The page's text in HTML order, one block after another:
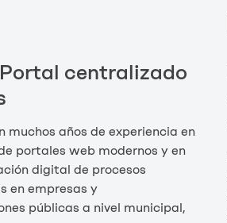
Portal centralizado
muchos años de experiencia en
portales web modernos y en
digital de procesos
en empresas y
públicas a nivel municipal,